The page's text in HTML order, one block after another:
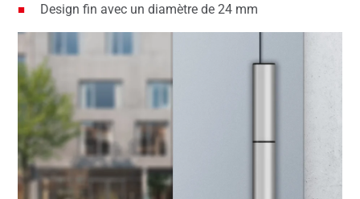
Design fin avec un diamètre de 24 mm